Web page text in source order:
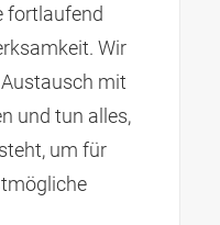
fortlaufend
Wir
mit
und tun alles,
um für